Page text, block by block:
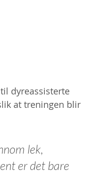
dyreassisterte
at treningen blir
lek,
er det bare